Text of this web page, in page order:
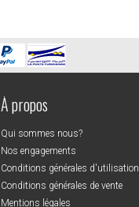
À propos
Qui sommes nous?
Nos engagements
Conditions générales d'utilisation
Conditions générales de vente
Mentions légales